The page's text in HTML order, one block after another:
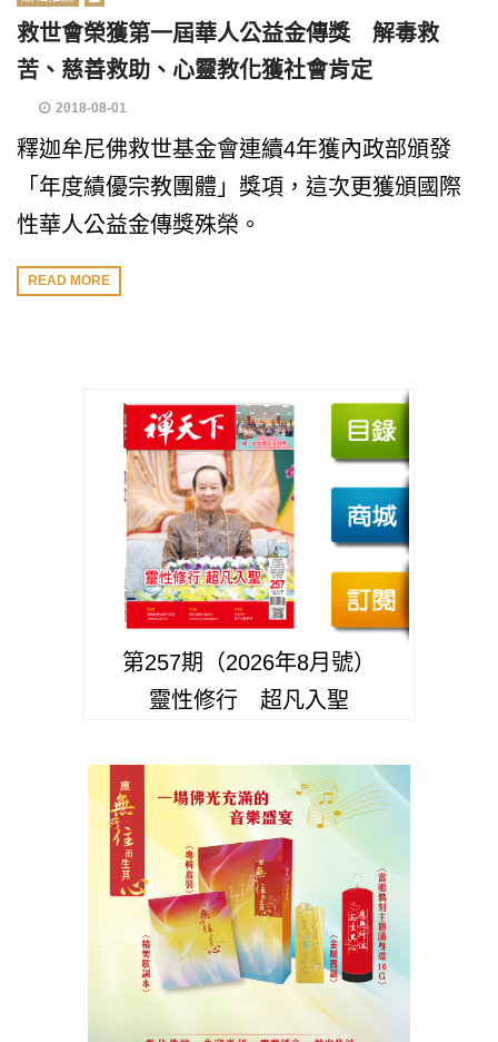
救世會榮獲第一屆華人公益金傳獎 解毒救
苦、慈善救助、心靈教化獲社會肯定
2018-08-01
釋迦牟尼佛救世基金會連續4年獲內政部頒發
「年度績優宗教團體」獎項，這次更獲頒國際
性華人公益金傳獎殊榮。
READ MORE
第257期（2026年8月號）
靈性修行 超凡入聖